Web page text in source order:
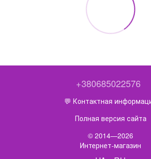
+380685022576
💬 Контактная
Полная версия сайта
© 2014—2026
Интернет-магазин